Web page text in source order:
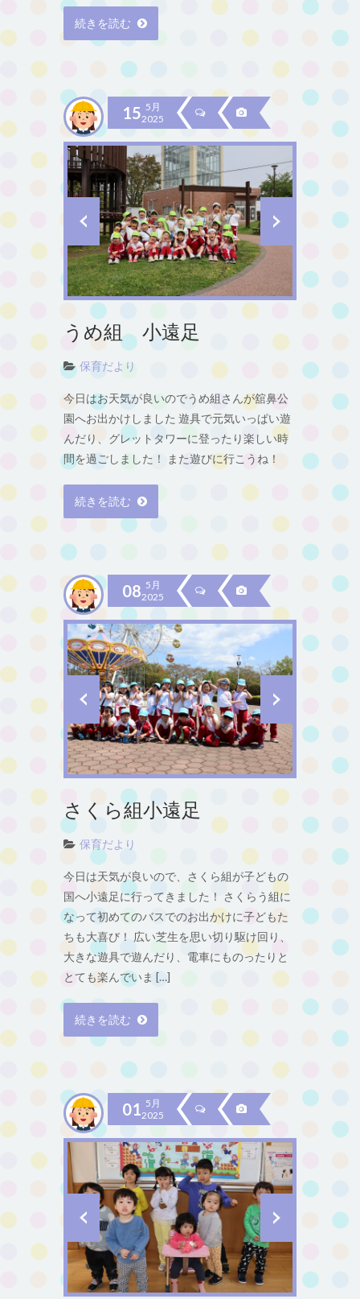
続きを読む
15 5月
2025
うめ組 小遠足
保育だより
今日はお天気が良いのでうめ組さんが舘鼻公
園へお出かけしました 遊具で元気いっぱい遊
んだり、グレットタワーに登ったり楽しい時
間を過ごしました！ また遊びに行こうね！
続きを読む
08 5月
2025
さくら組小遠足
保育だより
今日は天気が良いので、さくら組が子どもの
国へ小遠足に行ってきました！ さくらう組に
なって初めてのバスでのお出かけに子どもた
ちも大喜び！ 広い芝生を思い切り駆け回り、
大きな遊具で遊んだり、電車にものったりと
とても楽んでいま […]
続きを読む
01 5月
2025